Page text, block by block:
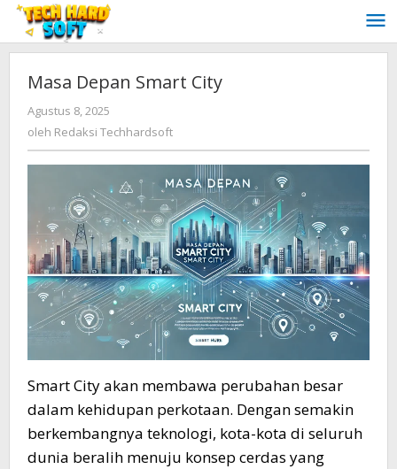
Lewati
konten
Masa Depan Smart City
Agustus 8, 2025
Redaksi
oleh Redaksi Techhardsoft
Smart City akan membawa perubahan besar
dalam kehidupan perkotaan. Dengan semakin
berkembangnya teknologi, kota-kota di seluruh
dunia beralih menuju konsep cerdas yang